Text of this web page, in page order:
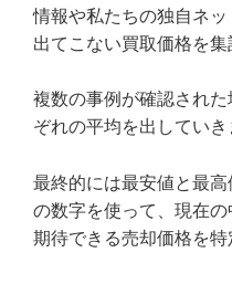
情報や私たちの独自ネ
出てこない買取価格を集
複数の事例が確認され
ぞれの平均を出していき
最終的には最安値と最高
の数字を使って、現在
期待できる売却価格を特